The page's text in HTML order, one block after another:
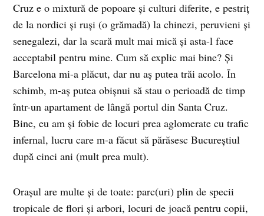
Cruz e o mixtură de popoare şi culturi diferite, e pestriţ
de la nordici şi ruşi (o grămadă) la chinezi, peruvieni şi
senegalezi, dar la scară mult mai mică şi asta-l face
acceptabil pentru mine. Cum să explic mai bine? Şi
Barcelona mi-a plăcut, dar nu aş putea trăi acolo. În
schimb, m-aş putea obişnui să stau o perioadă de timp
într-un apartament de lângă portul din Santa Cruz.
Bine, eu am şi fobie de locuri prea aglomerate cu trafic
infernal, lucru care m-a făcut să părăsesc Bucureştiul
după cinci ani (mult prea mult).
Oraşul are multe şi de toate: parc(uri) plin de specii
tropicale de flori şi arbori, locuri de joacă pentru copii,